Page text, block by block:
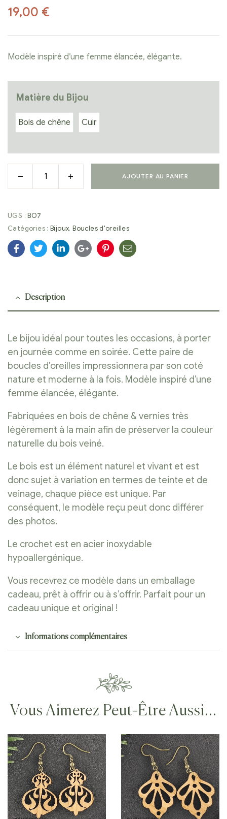
19,00 €
Modèle inspiré d’une femme élancée, élégante.
Matière du Bijou
Bois de chêne Cuir
AJOUTER AU PANIER
UGS :BO7
Catégories :Bijoux,Boucles d'oreilles
Facebook
TwitterLinkedinGoogle+Pinterest
E-
Description
Le bijou idéal pour toutes les occasions, à porter
en journée comme en soirée. Cette paire de
boucles d’oreilles impressionnera par son coté
nature et moderne à la fois. Modèle inspiré d’une
femme élancée, élégante.
Fabriquées en bois de chêne & vernies très
légèrement à la main afin de préserver la couleur
naturelle du bois veiné.
Le bois est un élément naturel et vivant et est
donc sujet à variation en termes de teinte et de
veinage, chaque pièce est unique. Par
conséquent, le modèle reçu peut donc différer
des photos.
Le crochet est en acier inoxydable
hypoallergénique.
Vous recevrez ce modèle dans un emballage
cadeau, prêt à offrir ou à s’offrir. Parfait pour un
cadeau unique et original !
Informations complémentaires
Vous Aimerez Peut-Être Aussi…